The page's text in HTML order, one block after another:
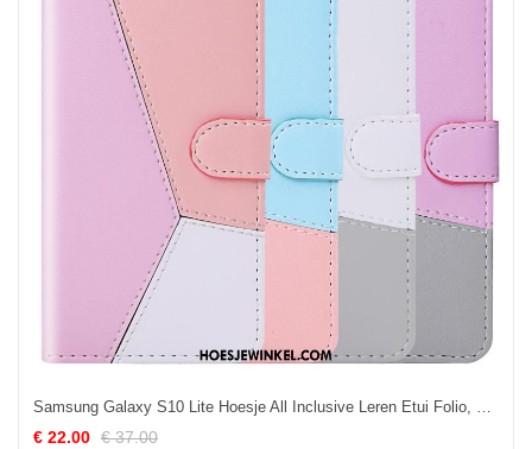
Samsung Galaxy S10 Lite Hoesje All Inclusive Leren Etui Folio, Samsung Galaxy S10 Lite Hoesje Roze Ster
€ 22.00 € 37.00